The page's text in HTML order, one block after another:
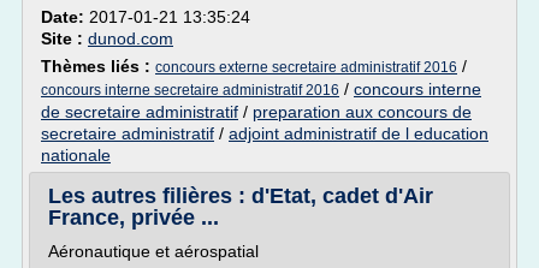
Date: 2017-01-21 13:35:24
Site : dunod.com
Thèmes liés : concours externe secretaire administratif 2016 /
concours interne secretaire administratif 2016 / concours interne
de secretaire administratif / preparation aux concours de
secretaire administratif / adjoint administratif de l education
nationale
Les autres filières : d'Etat, cadet d'Air
France, privée ...
Aéronautique et aérospatial